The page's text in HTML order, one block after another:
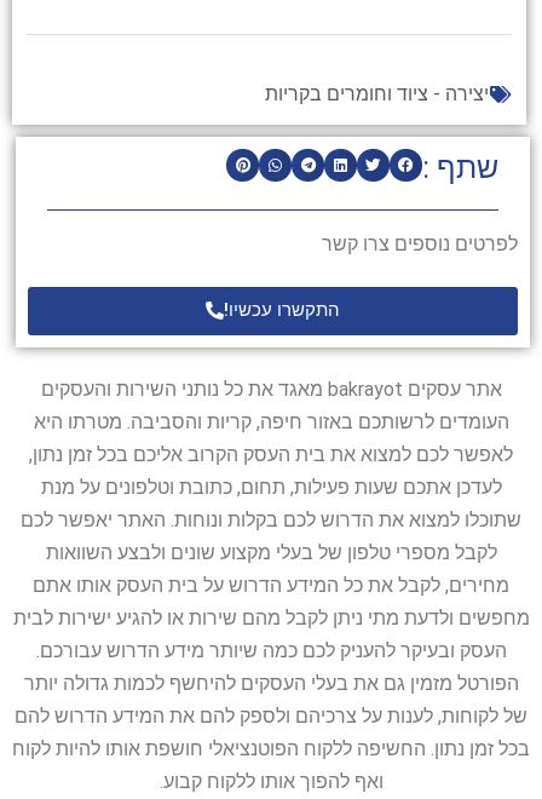
שתף :
לפרטים נוספים צרו קשר
התקשרו עכשיו!
יצירה - ציוד וחומרים בקריות
אתר עסקים bakrayot מאגד את כל נותני השירות והעסקים
העומדים לרשותכם באזור חיפה, קריות והסביבה. מטרתו היא
לאפשר לכם למצוא את בית העסק הקרוב אליכם בכל זמן נתון,
לעדכן אתכם שעות פעילות, תחום, כתובת וטלפונים על מנת
שתוכלו למצוא את הדרוש לכם בקלות ונוחות. האתר יאפשר לכם
לקבל מספרי טלפון של בעלי מקצוע שונים ולבצע השוואות
מחירים, לקבל את כל המידע הדרוש על בית העסק אותו אתם
מחפשים ולדעת מתי ניתן לקבל מהם שירות או להגיע ישירות לבית
העסק ובעיקר להעניק לכם כמה שיותר מידע הדרוש עבורכם.
הפורטל מזמין גם את בעלי העסקים להיחשף לכמות גדולה יותר
של לקוחות, לענות על צרכיהם ולספק להם את המידע הדרוש להם
בכל זמן נתון. החשיפה ללקוח הפוטנציאלי חושפת אותו להיות לקוח
ואף להפוך אותו ללקוח קבוע.